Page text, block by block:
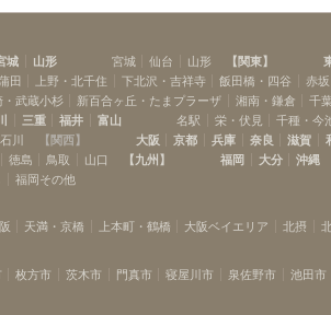
城 山形 宮城 仙台 山形 【関東】
田 上野・北千住 下北沢・吉祥寺 飯田橋・四谷 赤
・武蔵小杉 新百合ヶ丘・たまプラーザ 湘南・鎌倉 千葉
三重 福井 富山 名駅 栄・伏見 千種・今
石川 【 関西】 大阪 京都 兵庫 奈良 滋賀
徳島 鳥取 山口 【九州 】 福岡 大分 沖縄
福岡その他
天満・京橋 上本町・鶴橋 大阪ベイエリア 北摂
枚方市 茨木市 門真市 寝屋川市 泉佐野市 池田市